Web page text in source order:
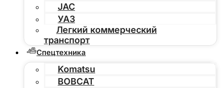
JAC
УАЗ
Легкий коммерческий
транспорт
Спецтехника
Komatsu
BOBCAT